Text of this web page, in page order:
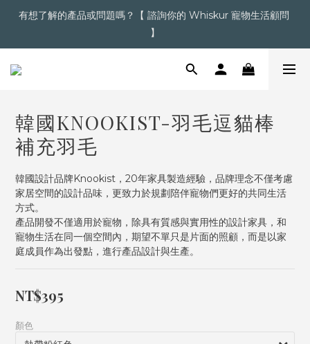
超商滿＄1,200  /  宅配滿＄2,000 即享免運
有想了解的產品或問題嗎？【 諮詢你的 Whiskur 寵物生活顧問
】
【點擊】加入會員送購物金
超商滿＄1,200  /  宅配滿＄2,000 即享免運
韓國KNOOKIST-羽毛逗貓棒
補充羽毛
韓國設計品牌Knookist，20年家具製造經驗，品牌理念不僅考慮
家居空間的設計品味，更致力於規劃陪伴寵物們更好的共同生活
方式。
產品開發不僅適用於寵物，除具有質感與實用性的設計家具，和
寵物生活在同一個空間內，期望不單只是片面的照顧，而是以家
庭成員作為出發點，進行產品設計與生產。
NT$395
顏色